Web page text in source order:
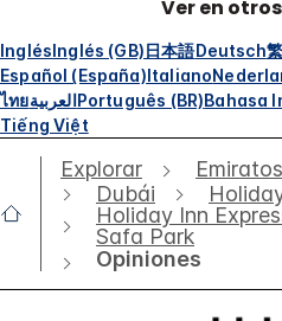
Ver en
InglésInglés (GB)日本語Deutsch
Español (España)Italiano
ไทยالعربيةPortuguês (BR)Bahasa
Tiếng Việt
Explorar
Dubái
Holiday Inn
Safa Park
Opiniones